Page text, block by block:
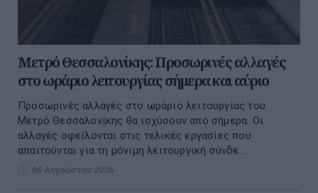
Μετρό Θεσσαλονίκης: Προσωρινές αλλαγές
στο ωράριο λειτουργίας σήμερα και αύριο
Προσωρινές αλλαγές στο ωράριο λειτουργίας του
Μετρό Θεσσαλονίκης θα ισχύσουν από σήμερα. Οι
αλλαγές οφείλονται στις τελικές εργασίες που
απαιτούνται για τη μόνιμη λειτουργική σύνδε...
06 Αυγούστου 2026